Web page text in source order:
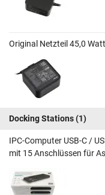
Original Netzteil 45,0
Docking Stations(1)
IPC-Computer USB-C /
mit 15 Anschlüssen für